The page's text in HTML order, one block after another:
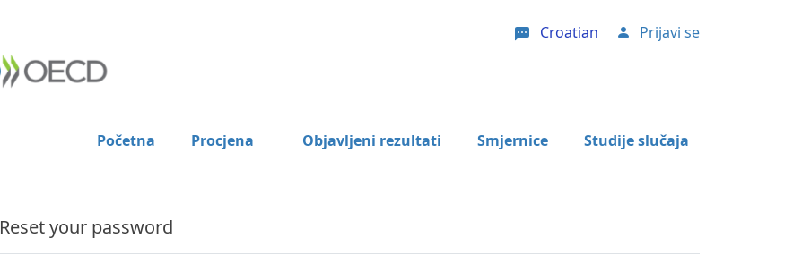
Croatian User account menu
Prijavi se
Početna Procjena Objavljeni rezultati Smjernice Studije slučaja
Reset your password